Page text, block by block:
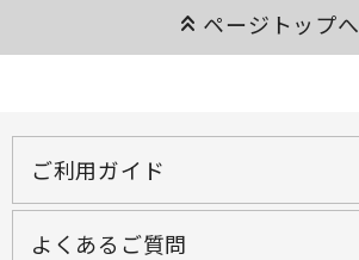
keyboard_double_arrow_up ページトップへ
ご利用ガイド
よくあるご質問